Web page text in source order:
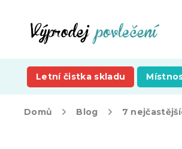
Letní čistka skladu
Domů Blog 7